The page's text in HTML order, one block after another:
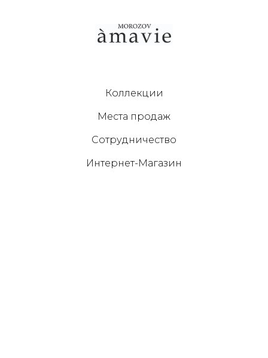
Коллекции
Места продаж
Сотрудничество
Интернет-Магазин